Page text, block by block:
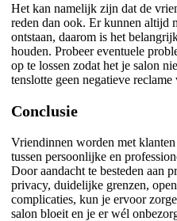
Het kan namelijk zijn dat de
reden dan ook. Er kunnen altijd
ontstaan, daarom is het
houden. Probeer eventuele
op te lossen zodat het je salon
tenslotte geen negatieve
Conclusie
Vriendinnen worden met
tussen persoonlijke en
Door aandacht te besteden aan
privacy, duidelijke grenzen,
complicaties, kun je ervoor
salon bloeit en je er wél